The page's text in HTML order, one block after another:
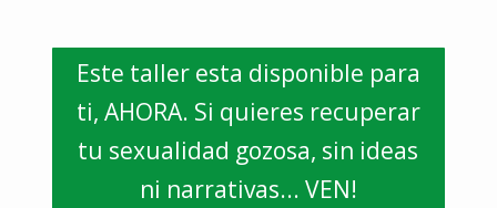
Este taller esta disponible para
ti, AHORA. Si quieres recuperar
tu sexualidad gozosa, sin ideas
ni narrativas... VEN!